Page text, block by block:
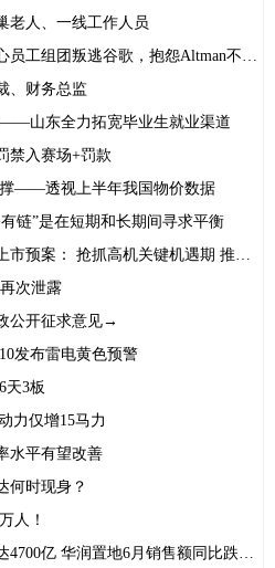
老人、一线工作人员
工组团叛逃谷歌，抱怨Altman不懂行
、财务总监
山东全力拓宽毕业生就业渠道
禁入赛场+罚款
——透视上半年我国物价数据
链”是在短期和长期间寻求平衡
抢抓高机关键机遇期 推动公司高质量发展
次泄露
公开征求意见→
发布雷电黄色预警
天3板
力仅增15马力
水平有望改善
何时现身？
人！
地6月销售额同比跌逾三成 ｜港股7月10日公告精选